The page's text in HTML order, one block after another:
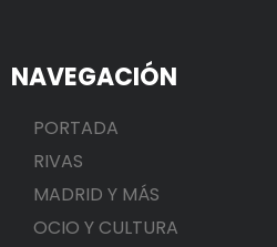
NAVEGACIÓN
PORTADA
RIVAS
MADRID Y MÁS
OCIO Y CULTURA